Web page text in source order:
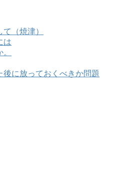
（焼津）
は
に放っておくべきか問題